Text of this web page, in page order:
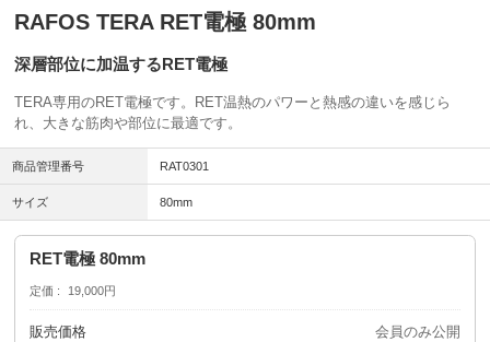
RAFOS TERA RET電極 80mm
深層部位に加温するRET電極
TERA専用のRET電極です。RET温熱のパワーと熱感の違いを感じら
れ、大きな筋肉や部位に最適です。
商品管理番号 RAT0301
サイズ 80mm
RET電極 80mm
定価 19,000円
販売価格 会員のみ公開